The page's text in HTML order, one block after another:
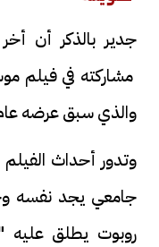
جدير بالذكر أن
مشاركته في فيلم
والذي سبق عرضه عام
وتدور أحداث
جامعي يجد نفسه
روبوت يطلق عليه